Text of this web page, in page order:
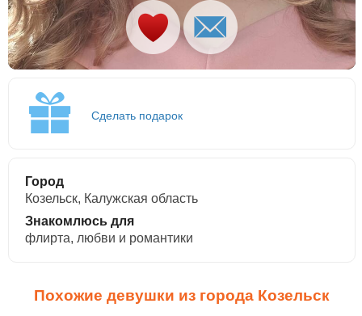
Сделать подарок
Город
Козельск, Калужская область
Знакомлюсь для
флирта, любви и романтики
Похожие девушки из города Козельск